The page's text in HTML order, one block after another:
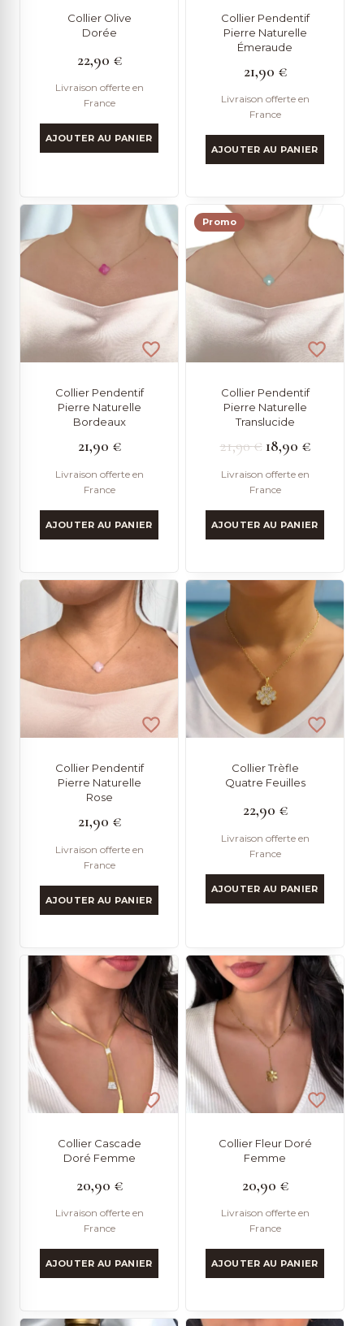
Collier Olive
Dorée
22,90 €
Livraison offerte en
France
AJOUTER AU PANIER
Collier Pendentif
Pierre Naturelle
Émeraude
21,90 €
Livraison offerte en
France
AJOUTER AU PANIER
Collier Pendentif
Pierre Naturelle
Bordeaux
21,90 €
Livraison offerte en
France
AJOUTER AU PANIER
Promo
Collier Pendentif
Pierre Naturelle
Translucide
21,90€Le
prix
initial
était :
21,90 €.
18,90 €Le
est :
18,90 €.
Livraison offerte en
France
AJOUTER AU PANIER
Collier Pendentif
Pierre Naturelle
Rose
21,90 €
Livraison offerte en
France
AJOUTER AU PANIER
Collier Trèfle
Quatre Feuilles
22,90 €
Livraison offerte en
France
AJOUTER AU PANIER
Collier Cascade
Doré Femme
20,90 €
Livraison offerte en
France
AJOUTER AU PANIER
Collier Fleur Doré
Femme
20,90 €
Livraison offerte en
France
AJOUTER AU PANIER